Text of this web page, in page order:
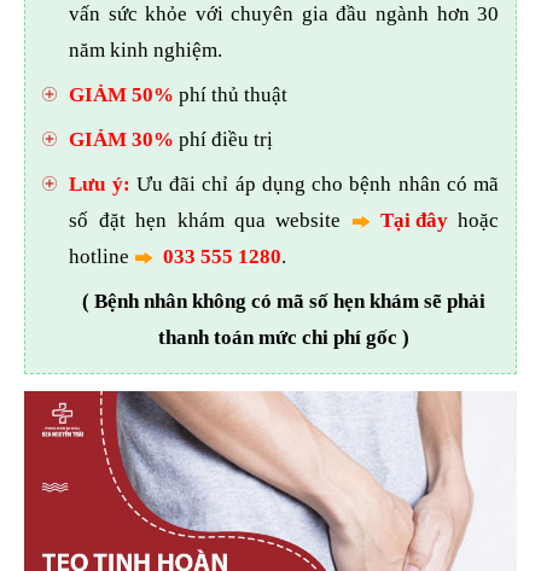
vấn sức khỏe với chuyên gia đầu ngành hơn 30
năm kinh nghiệm.
GIẢM 50% phí thủ thuật
GIẢM 30% phí điều trị
Lưu ý: Ưu đãi chỉ áp dụng cho bệnh nhân có mã
số đặt hẹn khám qua website
Tại đâyhoặc
hotline
033 555 1280.
( Bệnh nhân không có mã số hẹn khám sẽ phải
thanh toán mức chi phí gốc )